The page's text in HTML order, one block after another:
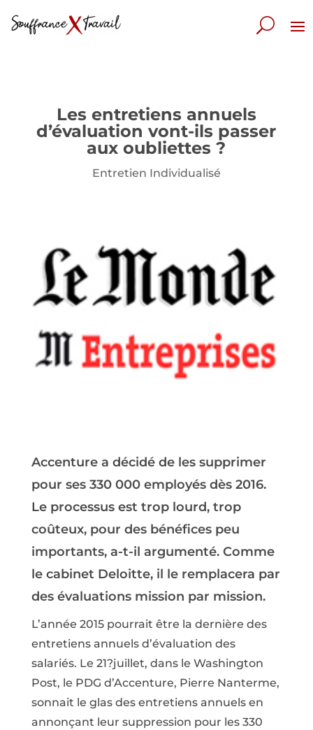
Les entretiens annuels
d’évaluation vont-ils passer
aux oubliettes ?
Entretien Individualisé
Accenture a décidé de les supprimer
pour ses 330 000 employés dès 2016.
Le processus est trop lourd, trop
coûteux, pour des bénéfices peu
importants, a-t-il argumenté. Comme
le cabinet Deloitte, il le remplacera par
des évaluations mission par mission.
L’année 2015 pourrait être la dernière des
entretiens annuels d’évaluation des
salariés. Le 21?juillet, dans le Washington
Post, le PDG d’Accenture, Pierre Nanterme,
sonnait le glas des entretiens annuels en
annonçant leur suppression pour les 330